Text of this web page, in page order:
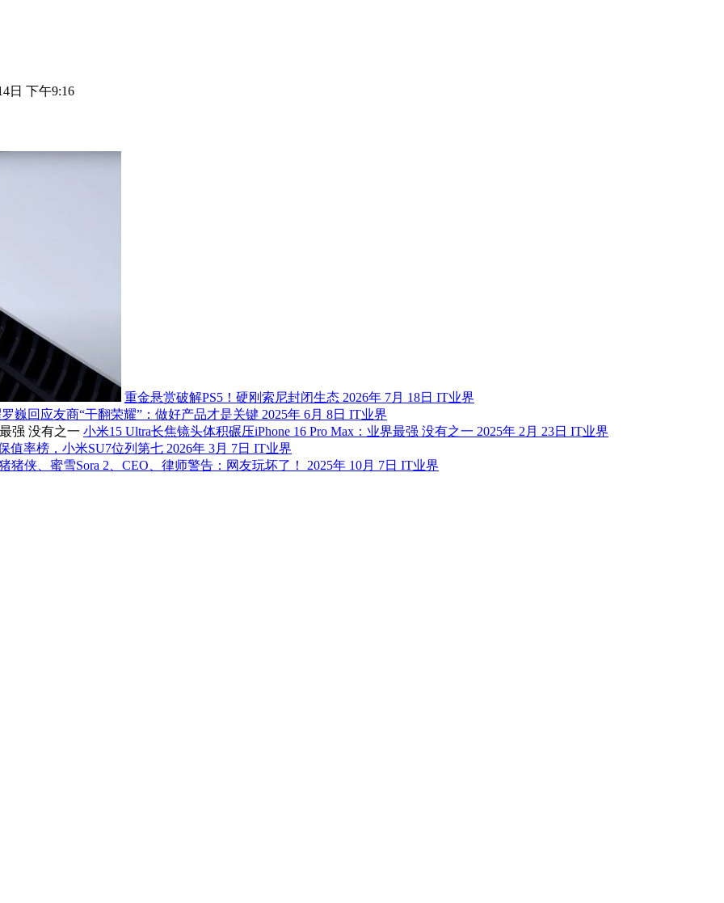
日 下午9:16
重金悬赏破解PS5！硬刚索尼封闭生态 2026年 7月 18日 IT业界
巍回应友商“干翻荣耀”：做好产品才是关键 2025年 6月 8日 IT业界
小米15 Ultra长焦镜头体积碾压iPhone 16 Pro Max：业界最强 没有之一 2025年 2月 23日 IT业界
值率榜，小米SU7位列第七 2026年 3月 7日 IT业界
猪侠、蜜雪Sora 2、CEO、律师警告：网友玩坏了！ 2025年 10月 7日 IT业界